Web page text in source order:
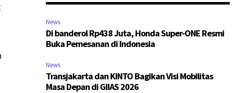
News
Di banderol Rp438 Juta, Honda Super-ONE Resmi
Buka Pemesanan di Indonesia
News
Transjakarta dan KINTO Bagikan Visi Mobilitas
Masa Depan di GIIAS 2026